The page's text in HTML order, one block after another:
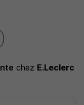
chez E.Leclerc